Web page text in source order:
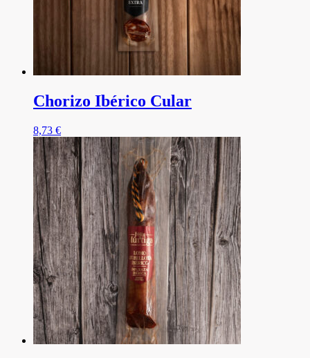
Chorizo Ibérico Cular
8,73 €